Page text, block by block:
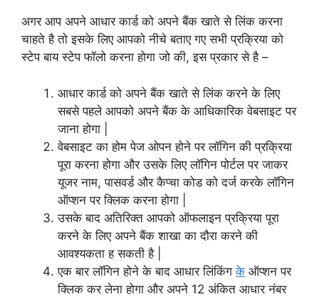
अगर आप अपने आधार कार्ड को अपने बैंक खाते से लिंक करना
चाहते है तो इसके लिए आपको नीचे बताए गए सभी प्रक्रिया को
स्टेप बाय स्टेप फॉलो करना होगा जो की, इस प्रकार से है –
आधार कार्ड को अपने बैंक खाते से लिंक करने के लिए
सबसे पहले आपको अपने बैंक के आधिकारिक वेबसाइट पर
जाना होगा |
वेबसाइट का होम पेज ओपन होने पर लॉगिन की प्रक्रिया
पूरा करना होगा और उसके लिए लॉगिन पोर्टल पर जाकर
यूजर नाम, पासवर्ड और कैप्चा कोड को दर्ज करके लॉगिन
ऑप्शन पर क्लिक करना होगा |
उसके बाद अतिरिक्त आपको ऑफलाइन प्रक्रिया पूरा
करने के लिए अपने बैंक शाखा का दौरा करने की
आवश्यकता ह सकती है |
एक बार लॉगिन होने के बाद आधार लिंकिंगके ऑप्शन पर
क्लिक कर लेना होगा और अपने 12 अंकित आधार नंबर